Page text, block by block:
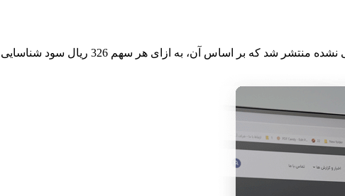
بر اساس آن، به ازای هر سهم 326 ریال سود شناسایی کرد.